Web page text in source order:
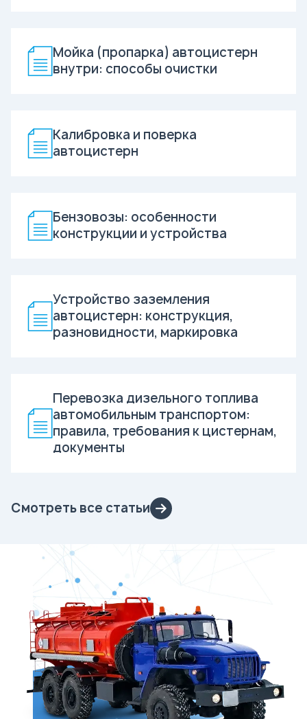
Мойка (пропарка) автоцистерн
внутри: способы очистки
Калибровка и поверка
автоцистерн
Бензовозы: особенности
конструкции и устройства
Устройство заземления
автоцистерн: конструкция,
разновидности, маркировка
Перевозка дизельного топлива
автомобильным транспортом:
правила, требования к цистернам,
документы
Смотреть все статьи